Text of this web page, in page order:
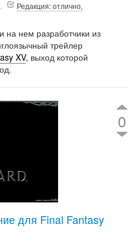
Редакция: отлично,
на нем разработчики из
трейлер
XV, выход которой
0
для Final Fantasy